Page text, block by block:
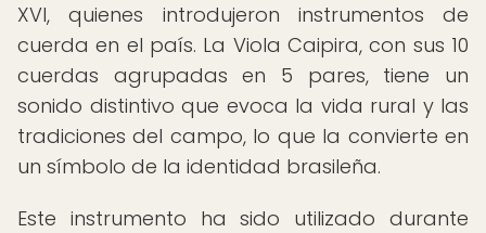
XVI, quienes introdujeron instrumentos de
cuerda en el país. La Viola Caipira, con sus 10
cuerdas agrupadas en 5 pares, tiene un
sonido distintivo que evoca la vida rural y las
tradiciones del campo, lo que la convierte en
un símbolo de la identidad brasileña.
Este instrumento ha sido utilizado durante